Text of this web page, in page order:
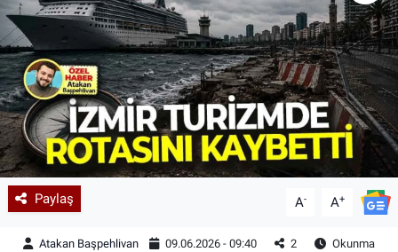
Paylaş A- A+
Atakan Başpehlivan 09.06.2026 - 09:40 2
Okunma